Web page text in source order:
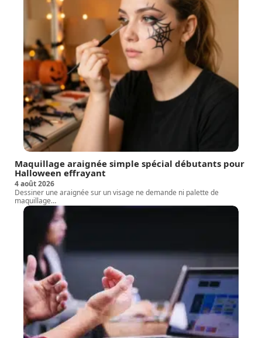
Maquillage araignée simple spécial débutants pour
Halloween effrayant
4 août 2026
Dessiner une araignée sur un visage ne demande ni palette de
maquillage…